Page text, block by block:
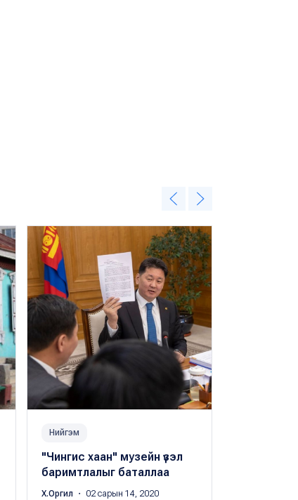
Нийгэм
"Чингис хаан" музейн үзэл
баримтлалыг баталлаа
Х.Оргил ・ 02 сарын 14, 2020